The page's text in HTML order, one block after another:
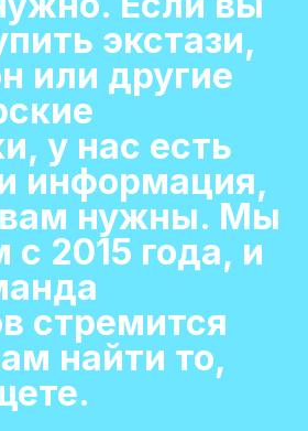
экстази,
или другие
у нас есть
информация,
вам нужны. Мы
с 2015 года, и
стремится
найти то,